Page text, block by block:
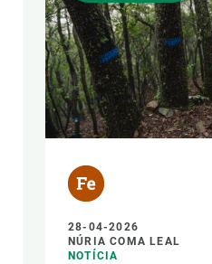
28-04-2026
NÚRIA COMA LEAL
NOTÍCIA